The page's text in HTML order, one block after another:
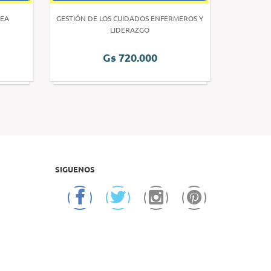
GESTIÓN DE LOS CUIDADOS ENFERMEROS Y
LIDERAZGO
Gs 720.000
SIGUENOS